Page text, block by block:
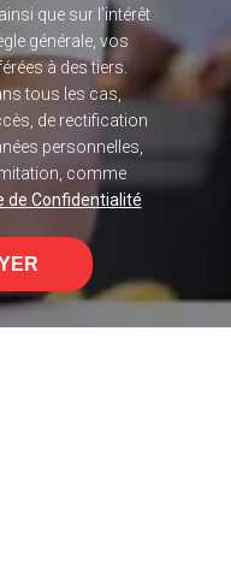
que sur l’intérêt
générale, vos
à des tiers.
tous les cas,
de rectification
personnelles,
comme
de Confidentialité